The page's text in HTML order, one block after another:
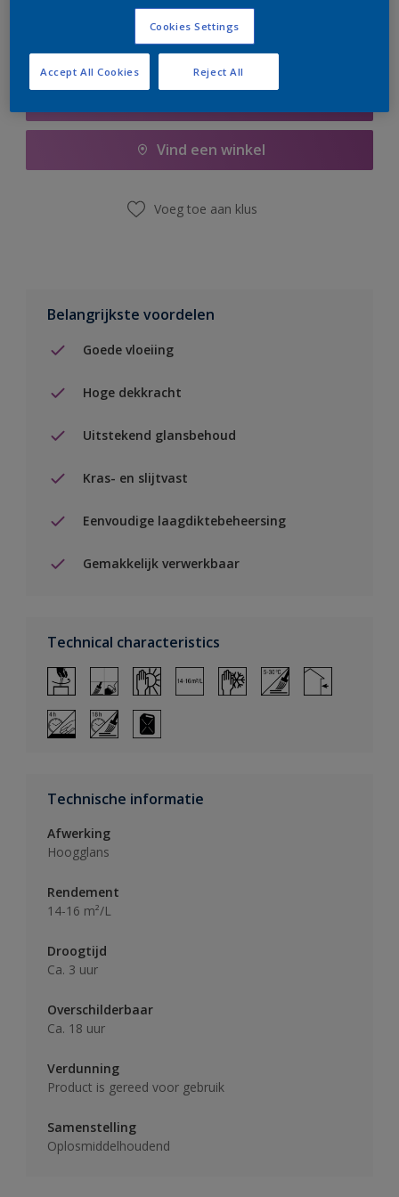
Vind een winkel
Voeg toe aan klus
Belangrijkste voordelen
Goede vloeiing
Hoge dekkracht
Uitstekend glansbehoud
Kras- en slijtvast
Eenvoudige laagdiktebeheersing
Gemakkelijk verwerkbaar
Technical characteristics
Technische informatie
Afwerking
Hoogglans
Rendement
14-16 m²/L
Droogtijd
Ca. 3 uur
Overschilderbaar
Ca. 18 uur
Verdunning
Product is gereed voor gebruik
Samenstelling
Oplosmiddelhoudend
Cookies Settings
Reject All
Accept All Cookies